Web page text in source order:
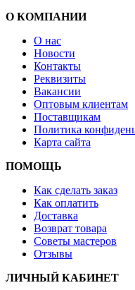
О КОМПАНИИ
О нас
Новости
Контакты
Реквизиты
Вакансии
Оптовым клиентам
Поставщикам
Политика
Карта сайта
ПОМОЩЬ
Как сделать заказ
Как оплатить
Доставка
Возврат товара
Советы мастеров
Отзывы
ЛИЧНЫЙ КАБИНЕТ